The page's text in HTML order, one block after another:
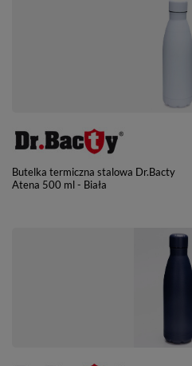
Butelka termiczna stalowa Dr.Bacty
Atena 500 ml - Biała